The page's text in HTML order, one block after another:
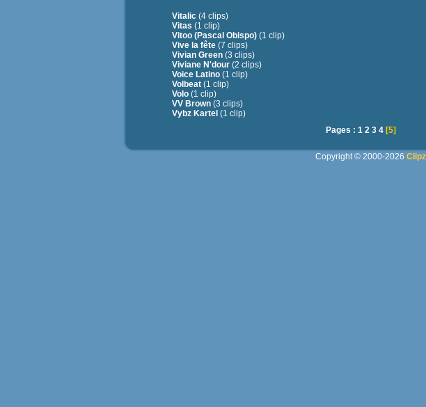
Vitalic (4 clips)
Vitas (1 clip)
Vitoo (Pascal Obispo) (1 clip)
Vive la fête (7 clips)
Vivian Green (3 clips)
Viviane N'dour (2 clips)
Voice Latino (1 clip)
Volbeat (1 clip)
Volo (1 clip)
VV Brown (3 clips)
Vybz Kartel (1 clip)
Pages : 1 2 3 4 [5]
Copyright © 2000-2026